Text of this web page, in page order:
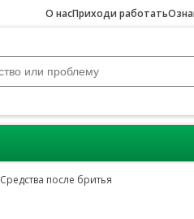
О насПриходи работать
Средства после бритья